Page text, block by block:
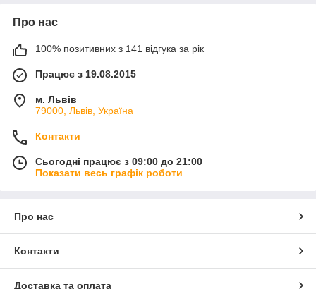
Про нас
100% позитивних з 141 відгука за рік
Працює з 19.08.2015
м. Львів
79000, Львів, Україна
Контакти
Сьогодні працює з 09:00 до 21:00
Показати весь графік роботи
Про нас
Контакти
Доставка та оплата